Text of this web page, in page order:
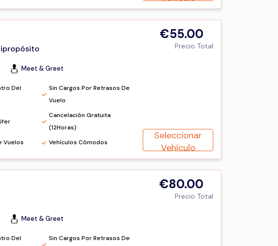
Meet & Greet
Del
Sin Cargos Por Retrasos De
Vuelo
Cancelación Gratuita
(12Horas)
Vuelos
Vehículos Cómodos
€55.00
Precio Total
Seleccionar
Vehículo
Meet & Greet
Del
Sin Cargos Por Retrasos De
€80.00
Precio Total